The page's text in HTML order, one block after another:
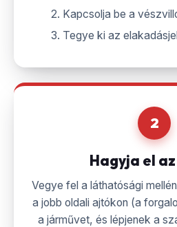
2. Kapcsolja be a
3. Tegye ki az
2
Hagyja el
Vegye fel a láthatósági
a jobb oldali ajtókon (a
a járművet, és lépjenek a